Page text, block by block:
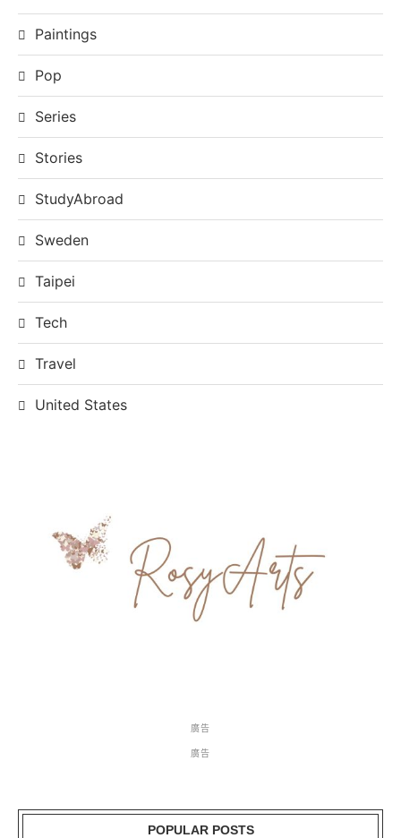
Paintings
Pop
Series
Stories
StudyAbroad
Sweden
Taipei
Tech
Travel
United States
廣告
廣告
POPULAR POSTS